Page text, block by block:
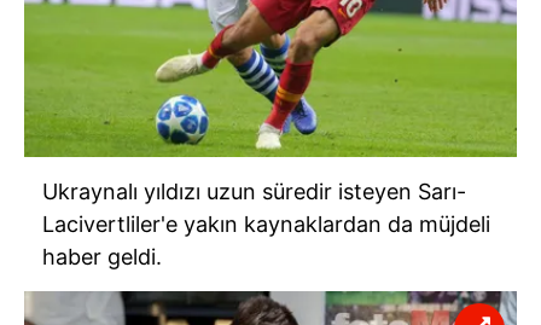
Ukraynalı yıldızı uzun süredir isteyen Sarı-
Lacivertliler'e yakın kaynaklardan da müjdeli
haber geldi.